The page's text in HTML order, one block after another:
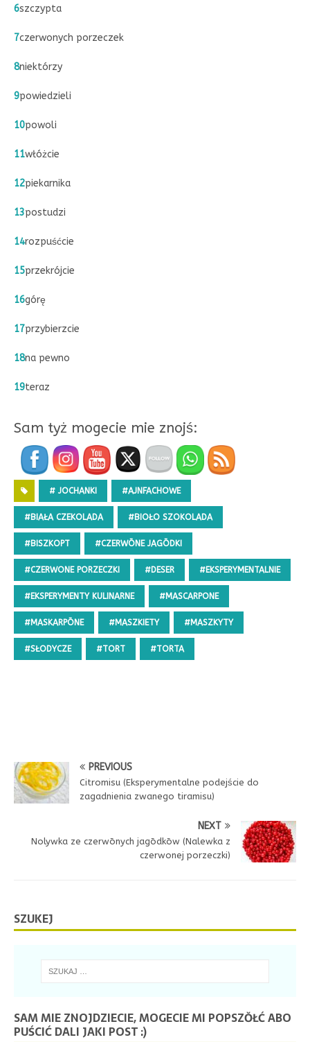
6szczypta
7czerwonych porzeczek
8niektórzy
9powiedzieli
10powoli
11włóżcie
12piekarnika
13postudzi
14rozpuśćcie
15przekrójcie
16górę
17przybierzcie
18na pewno
19teraz
Sam tyż mogecie mie znojś:
# JOCHANKI #AJNFACHOWE
#BIAŁA CZEKOLADA #BIOŁO SZOKOLADA
#BISZKOPT #CZERWŌNE JAGŌDKI
#CZERWONE PORZECZKI #DESER #EKSPERYMENTALNIE
#EKSPERYMENTY KULINARNE #MASCARPONE
#MASKARPŌNE #MASZKIETY #MASZKYTY
#SŁODYCZE #TORT #TORTA
PREVIOUS
Citromisu (Eksperymentalne podejście do
zagadnienia zwanego tiramisu)
NEXT
Nolywka ze czerwōnych jagōdkōw (Nalewka z
czerwonej porzeczki)
SZUKEJ
SAM MIE ZNOJDZIECIE, MOGECIE MI POPSZŎŁĆ ABO
PUŚCIĆ DALI JAKI POST :)